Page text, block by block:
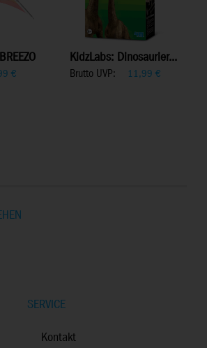
€
KidzLabs: Dinosaurier...
Brutto UVP: 11,99 €
SERVICE
Kontakt